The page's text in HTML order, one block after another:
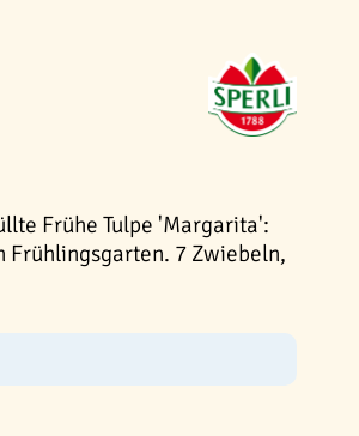
Frühe Tulpe 'Margarita':
7 Zwiebeln,